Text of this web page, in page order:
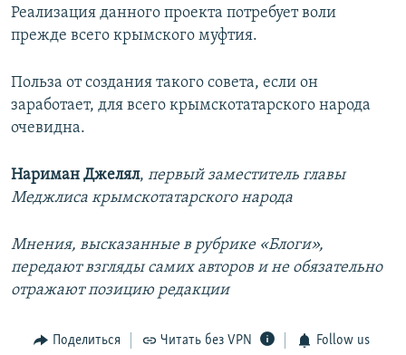
Реализация данного проекта потребует воли
прежде всего крымского муфтия.
Польза от создания такого совета, если он
заработает, для всего крымскотатарского народа
очевидна.
Нариман Джелял, первый заместитель главы
Меджлиса крымскотатарского народа
Мнения, высказанные в рубрике «Блоги»,
передают взгляды самих авторов и не обязательно
отражают позицию редакции
Поделиться Читать без VPN Follow us